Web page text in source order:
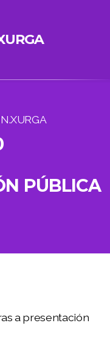
PÚBLICA
a presentación